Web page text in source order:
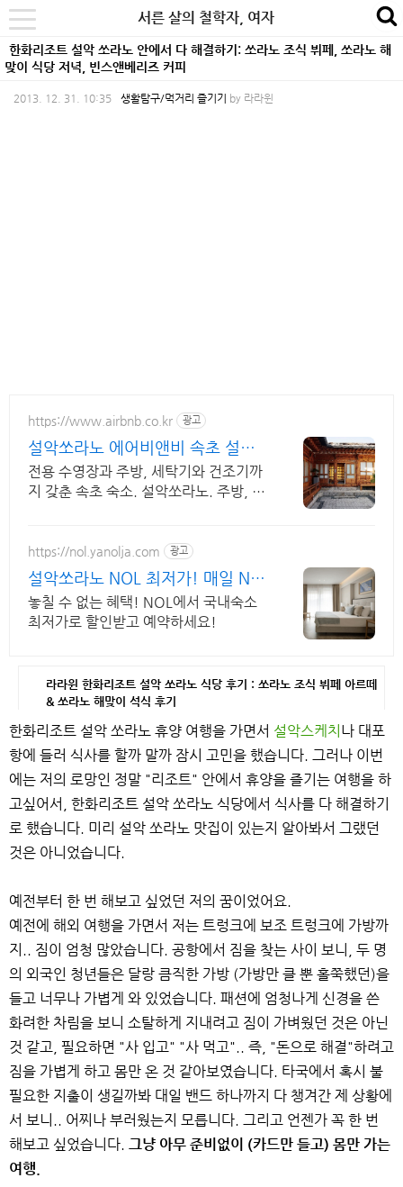
본
문
바
내
비
게
카
테
고
toggle
navigation
서른 살의 철학자, 여자
한화리조트 설악 쏘라노 안에서 다 해결하기: 쏘라노 조식 뷔페, 쏘라노 해
맞이 식당 저녁, 빈스앤베리즈 커피
2013. 12. 31. 10:35 생활탐구/먹거리 즐기기 by 라라윈
https://www.airbnb.co.kr 광고
설악쏘라노 에어비앤비 속초 설악
산과 바다
전용 수영장과 주방, 세탁기와 건조기까
지 갖춘 속초 숙소. 설악쏘라노. 주방, 수
https://nol.yanolja.com 광고
설악쏘라노 NOL 최저가! 매일 NO
L DRAW 추첨!
놓칠 수 없는 혜택! NOL에서 국내숙소
최저가로 할인받고 예약하세요!
라라윈 한화리조트 설악 쏘라노 식당 후기 : 쏘라노 조식 뷔페 아르떼
& 쏘라노 해맞이 석식 후기
한화리조트 설악 쏘라노 휴양 여행을 가면서 설악스케치 나 대포
항에 들러 식사를 할까 말까 잠시 고민을 했습니다. 그러나 이번
에는 저의 로망인 정말 "리조트" 안에서 휴양을 즐기는 여행을 하
고싶어서, 한화리조트 설악 쏘라노 식당에서 식사를 다 해결하기
로 했습니다. 미리 설악 쏘라노 맛집이 있는지 알아봐서 그랬던
것은 아니었습니다.
예전부터 한 번 해보고 싶었던 저의 꿈이었어요.
예전에 해외 여행을 가면서 저는 트렁크에 보조 트렁크에 가방까
지.. 짐이 엄청 많았습니다. 공항에서 짐을 찾는 사이 보니, 두 명
의 외국인 청년들은 달랑 큼직한 가방 (가방만 클 뿐 홀쭉했던)을
들고 너무나 가볍게 와 있었습니다. 패션에 엄청나게 신경을 쓴
화려한 차림을 보니 소탈하게 지내려고 짐이 가벼웠던 것은 아닌
것 같고, 필요하면 "사 입고" "사 먹고".. 즉, "돈으로 해결"하려고
짐을 가볍게 하고 몸만 온 것 같아보였습니다. 타국에서 혹시 불
필요한 지출이 생길까봐 대일 밴드 하나까지 다 챙겨간 제 상황에
서 보니.. 어찌나 부러웠는지 모릅니다. 그리고 언젠가 꼭 한 번
해보고 싶었습니다. 그냥 아무 준비없이 (카드만 들고) 몸만 가는
여행.